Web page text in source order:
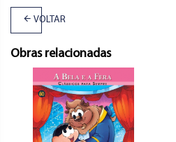
VOLTAR
Obras relacionadas